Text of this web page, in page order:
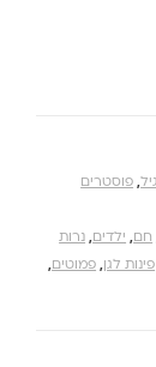
, פוסטרים
חם, ילדים, נרות
פינות לגן, פמוטים,